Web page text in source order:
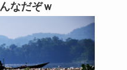
なだぞｗ